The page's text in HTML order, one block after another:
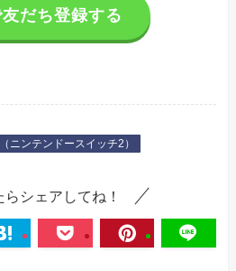
だち登録する
ニンテンドースイッチ2）
らシェアしてね！